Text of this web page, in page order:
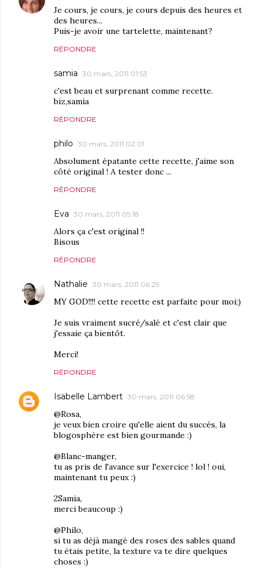
Je cours, je cours, je cours depuis des heures et
des heures...
Puis-je avoir une tartelette, maintenant?
RÉPONDRE
samia 30 mars, 2011 01:53
c'est beau et surprenant comme recette.
biz,samia
RÉPONDRE
philo 30 mars, 2011 02:01
Absolument épatante cette recette, j'aime son
côté original ! A tester donc ...
RÉPONDRE
Eva 30 mars, 2011 05:18
Alors ça c'est original !!
Bisous
RÉPONDRE
Nathalie 30 mars, 2011 06:29
MY GOD!!!! cette recette est parfaite pour moi;)
Je suis vraiment sucré/salé et c'est clair que
j'essaie ça bientôt.
Merci!
RÉPONDRE
Isabelle Lambert 30 mars, 2011 06:58
@Rosa,
je veux bien croire qu'elle aient du succès, la
blogosphère est bien gourmande :)
@Blanc-manger,
tu as pris de l'avance sur l'exercice ! lol ! oui,
maintenant tu peux :)
2Samia,
merci beaucoup :)
@Philo,
si tu as dèjà mangé des roses des sables quand
tu étais petite, la texture va te dire quelques
choses :)